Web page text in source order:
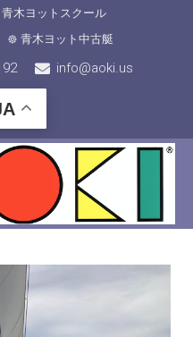
青木ヨットスクール
青木ヨット中古艇
info@aoki.us